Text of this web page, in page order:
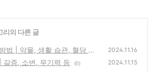
리의 다른 글
법 | 약물, 생활 습관, 혈당 관
2024.11.16
갈증, 소변, 무기력 등 (0) 2024.11.15